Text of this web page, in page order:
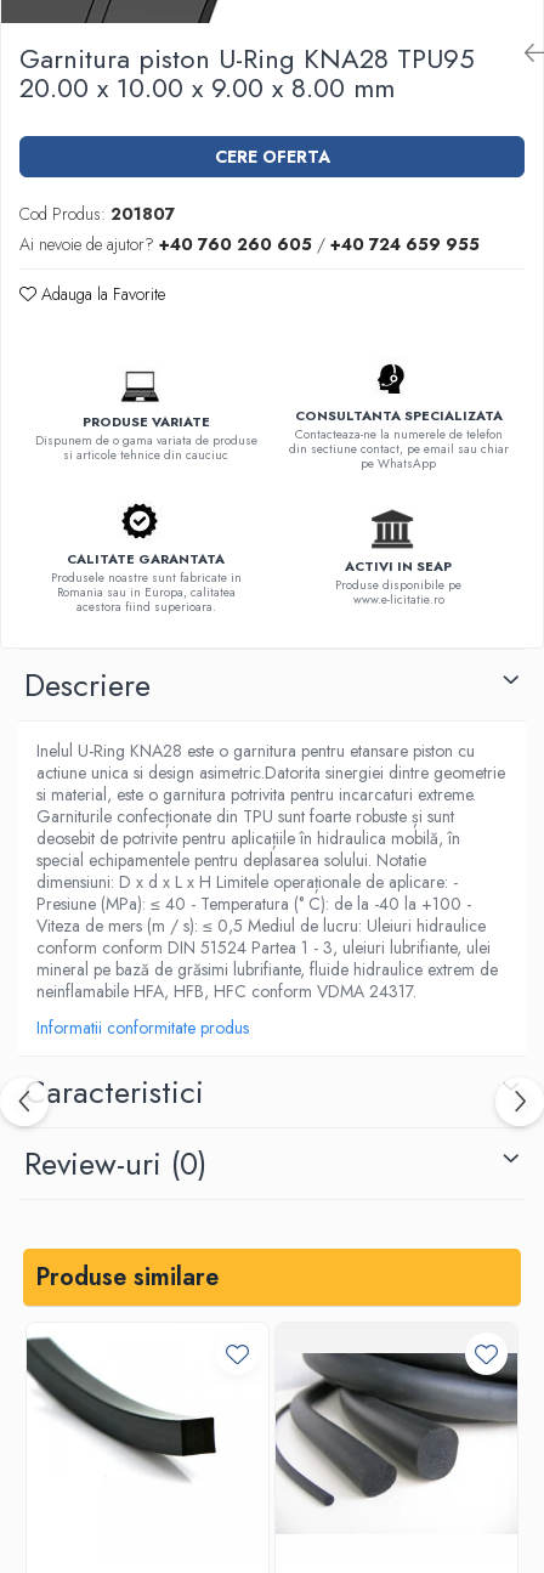
Garnituri racord filetat
Garnituri tip flanse
Pentru etansari cu gauri de trecere a
86071
Pentru flanse plate cu umar (RF) conform
DIN 2690
Garnitura piston U-Ring KNA28 TPU95
20.00 x 10.00 x 9.00 x 8.00 mm
CERE OFERTA
Cod Produs: 201807
Ai nevoie de ajutor? +40 760 260 605 / +40 724 659 955
Adauga la Favorite
PRODUSE VARIATE
Dispunem de o gama variata de produse
si articole tehnice din cauciuc
CONSULTANTA SPECIALIZATA
Contacteaza-ne la numerele de telefon
din sectiune contact, pe email sau chiar
pe WhatsApp
CALITATE GARANTATA
Produsele noastre sunt fabricate in
Romania sau in Europa, calitatea
acestora fiind superioara.
ACTIVI IN SEAP
Produse disponibile pe
www.e-licitatie.ro
Descriere
Inelul U-Ring KNA28 este o garnitura pentru etansare piston cu
actiune unica si design asimetric.Datorita sinergiei dintre geometrie
si material, este o garnitura potrivita pentru incarcaturi extreme.
Garniturile confecționate din TPU sunt foarte robuste și sunt
deosebit de potrivite pentru aplicațiile în hidraulica mobilă, în
special echipamentele pentru deplasarea solului. Notatie
dimensiuni: D x d x L x H Limitele operaționale de aplicare: -
Presiune (MPa): ≤ 40 - Temperatura (° C): de la -40 la +100 -
Viteza de mers (m / s): ≤ 0,5 Mediul de lucru: Uleiuri hidraulice
conform conform DIN 51524 Partea 1 - 3, uleiuri lubrifiante, ulei
mineral pe bază de grăsimi lubrifiante, fluide hidraulice extrem de
neinflamabile HFA, HFB, HFC conform VDMA 24317.
Informatii conformitate produs
Caracteristici
Review-uri (0)
Produse similare